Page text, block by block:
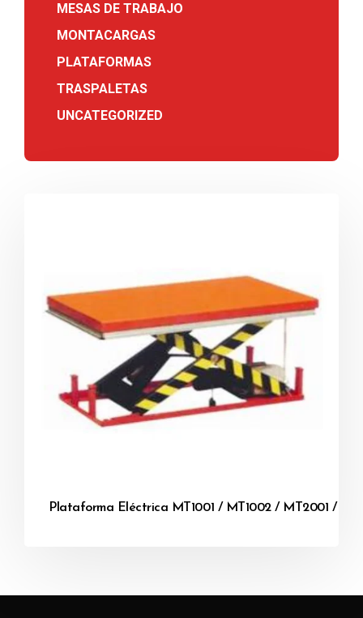
MESAS DE TRABAJO
MONTACARGAS
PLATAFORMAS
TRASPALETAS
UNCATEGORIZED
Plataforma Eléctrica MT1001 / MT1002 / MT2001 /